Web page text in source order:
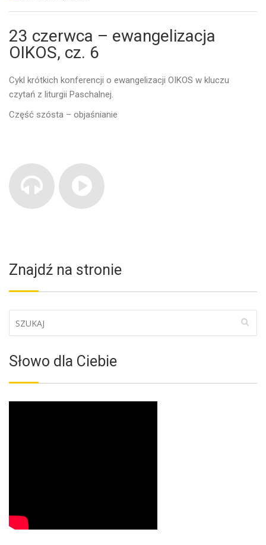
23 czerwca – ewangelizacja
OIKOS, cz. 6
Cykl krótkich konferencji o ewangelizacji OIKOS w kluczu
czytań z liturgii Paschalnej.
Część szósta – objaśnianie
Znajdź na stronie
Słowo dla Ciebie